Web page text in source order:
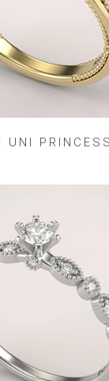
UNI